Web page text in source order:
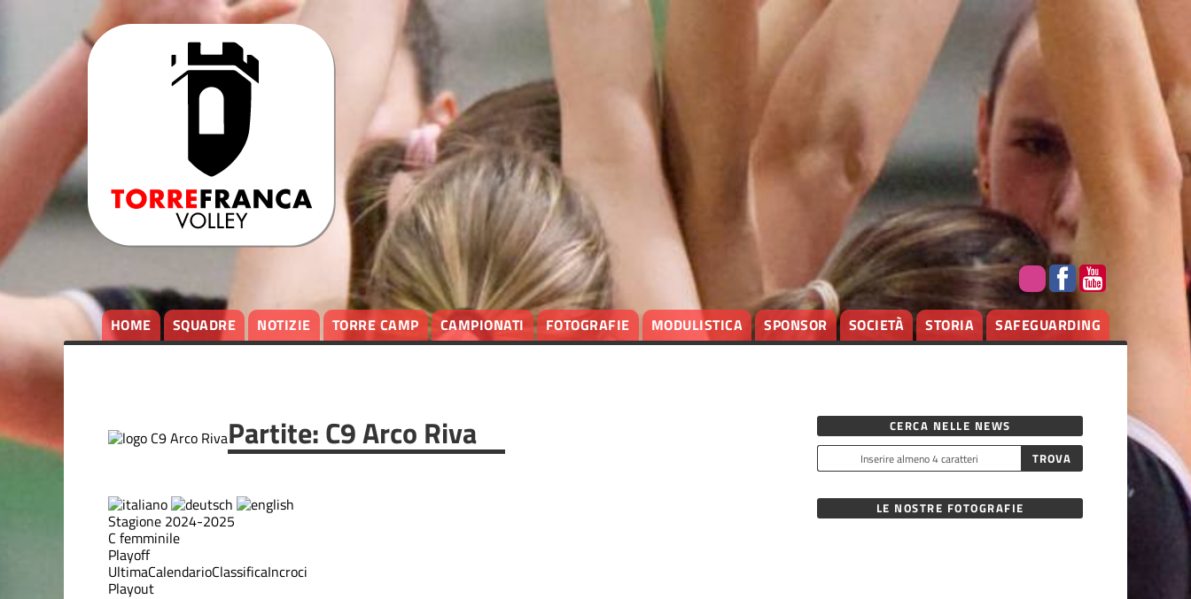
HOME SQUADRE NOTIZIE TORRE CAMP CAMPIONATI FOTOGRAFIE MODULISTICA SPONSOR SOCIETÀ STORIA SAFEGUARDING
Partite: C9 Arco Riva
Stagione 2024-2025
C femminile
Playoff
UltimaCalendarioClassificaIncroci
Playout
CERCA NELLE NEWS
LE NOSTRE FOTOGRAFIE